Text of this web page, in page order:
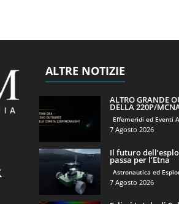
ALTRE NOTIZIE
ALTRO GRANDE
DELLA 220P/
Effemeridi ed Eventi
7 Agosto 2026
Il futuro
passa per l’Etna
Astronautica ed
7 Agosto 2026